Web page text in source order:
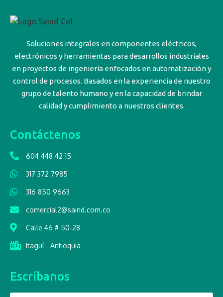
Soluciones integrales en componentes eléctricos,
electrónicos y herramientas para desarrollos industriales
en proyectos de ingeniería enfocados en automatización y
control de procesos. Basados en la experiencia de nuestro
grupo de talento humano y en la capacidad de brindar
calidad y cumplimiento a nuestros clientes.
Contáctenos
604 448 42 15
317 372 7985
316 850 9663
comercial2@saind.com.co
Calle 46 # 50-28
Itagüí - Antioquia
Escríbanos